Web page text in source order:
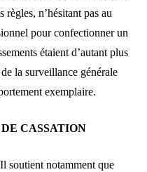
règles, n’hésitant pas au
pour confectionner un
étaient d’autant plus
la surveillance générale
exemplaire.
CASSATION
soutient notamment que